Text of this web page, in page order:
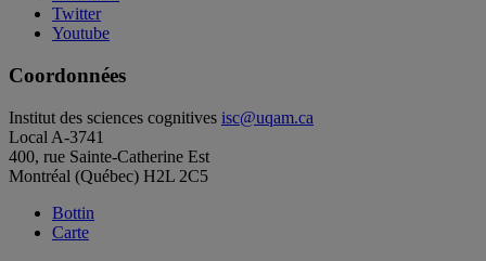
Twitter
Youtube
Coordonnées
Institut des sciences cognitives isc@uqam.ca
Local A-3741
400, rue Sainte-Catherine Est
Montréal (Québec) H2L 2C5
Bottin
Carte